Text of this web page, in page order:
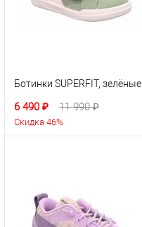
Ботинки SUPERFIT, зелёные
6 490 ₽ 11 990 ₽
Скидка 46%